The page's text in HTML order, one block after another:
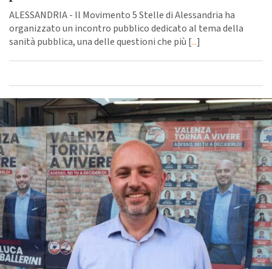
ALESSANDRIA - Il Movimento 5 Stelle di Alessandria ha
organizzato un incontro pubblico dedicato al tema della
sanità pubblica, una delle questioni che più [...]